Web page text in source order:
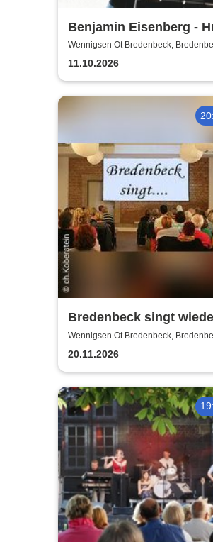
Benjamin Eisenberg -
Offensive
Wennigsen Ot Bredenbeck,
Scheune
11.10.2026
Bredenbeck singt
Joachim Buthe
Wennigsen Ot Bredenbeck,
Scheune
20.11.2026